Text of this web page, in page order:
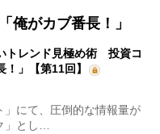
俺がカブ番長！」
トレンド見極め術 投資コ
！」【第11回】
にて、圧倒的な情報量が
」とし…